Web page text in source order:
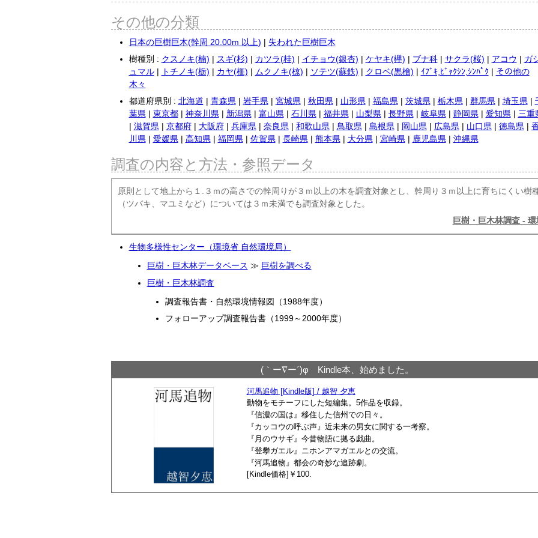
その他の分類
日本の巨樹巨木(幹周 20.00m 以上) | 失われた巨樹巨木
樹種別 : クスノキ(楠) | スギ(杉) | カツラ(桂) | イチョウ(銀杏) | ケヤキ(欅) | ブナ科| サクラ(桜) | アコウ | ガ
ュマル| トチノキ(栃) | カヤ(榧) | ムクノキ(椋) | ソテツ(蘇鉄) | クロベ(黒檜) | ｲﾌﾞｷ,ﾋﾞｬｸｼﾝ,ｼﾝﾊﾟｸ | その他の
木々
都道府県別 : 北海道 | 青森県| 岩手県| 宮城県| 秋田県| 山形県| 福島県| 茨城県| 栃木県| 群馬県| 埼玉県|
葉県| 東京都| 神奈川県| 新潟県| 富山県| 石川県| 福井県| 山梨県| 長野県| 岐阜県| 静岡県| 愛知県| 三重
| 滋賀県| 京都府| 大阪府| 兵庫県| 奈良県| 和歌山県| 鳥取県| 島根県| 岡山県| 広島県| 山口県| 徳島県|
川県| 愛媛県| 高知県| 福岡県| 佐賀県| 長崎県| 熊本県| 大分県| 宮崎県| 鹿児島県| 沖縄県
調査の内容と方法・参照データ
原則として地上から１.３ｍの高さでの幹周りが３ｍ以上の木を調査対象とし、幹周り３ｍ以上に育ちにくい樹
（ツバキ、マユミなど）については３ｍ未満でも調査対象とした。
巨樹・巨木林調査 - 環
生物多様性センター（環境省 自然環境局）
巨樹・巨木林データベース ≫ 巨樹を調べる
巨樹・巨木林調査
調査報告書・自然環境情報図（1988年度）
フォローアップ調査報告書（1999～2000年度）
(｀ー∇ー´)φ Kindle本、始めました。
河馬追物 [Kindle版] / 越智 夕恵
動物をモチーフにした短編集。5作品を収録。
『信濃の国は』移住した信州での日々。
『カッコウの呼ぶ声』近未来の男女に関する一考察。
『月のウサギ』今昔物語に拠る戯曲。
『登攀ガエル』ニホンアマガエルとの交流。
『河馬追物』都会の奇妙な追跡劇。
[Kindle価格]￥100.